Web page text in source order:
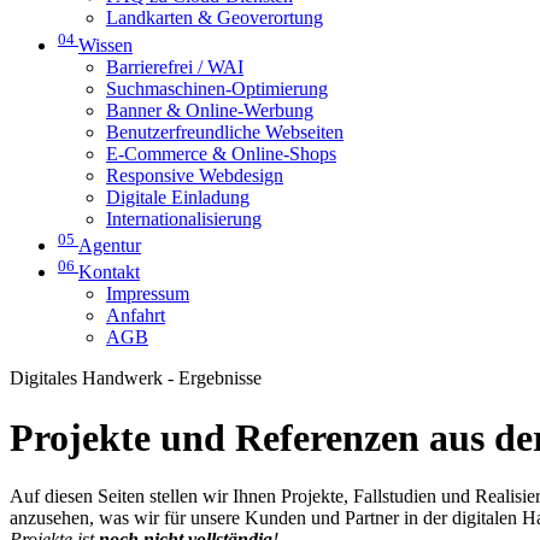
Landkarten & Geoverortung
04 Wissen
Barrierefrei / WAI
Suchmaschinen-Optimierung
Banner & Online-Werbung
Benutzerfreundliche Webseiten
E-Commerce & Online-Shops
Responsive Webdesign
Digitale Einladung
Internationalisierung
05 Agentur
06 Kontakt
Impressum
Anfahrt
AGB
Digitales Handwerk - Ergebnisse
Projekte und Referenzen aus
Auf diesen Seiten stellen wir Ihnen Projekte, Fallstudien und
anzusehen, was wir für unsere Kunden und Partner in der digitalen